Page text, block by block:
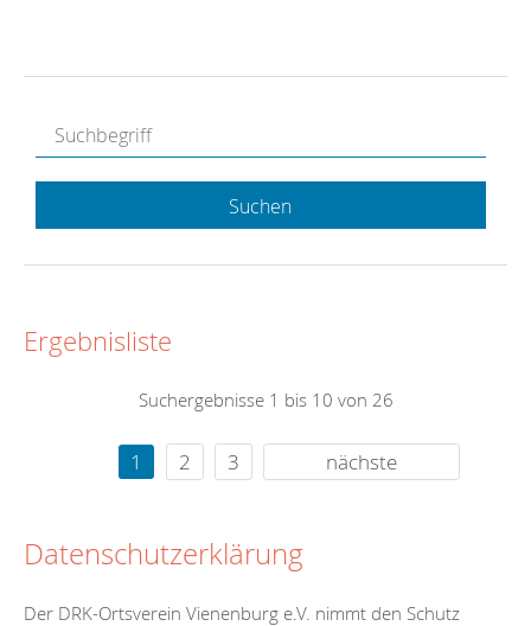
Suchen
Ergebnisliste
Suchergebnisse 1 bis 10 von 26
1 2 3 nächste
Datenschutzerklärung
Der DRK-Ortsverein Vienenburg e.V. nimmt den Schutz